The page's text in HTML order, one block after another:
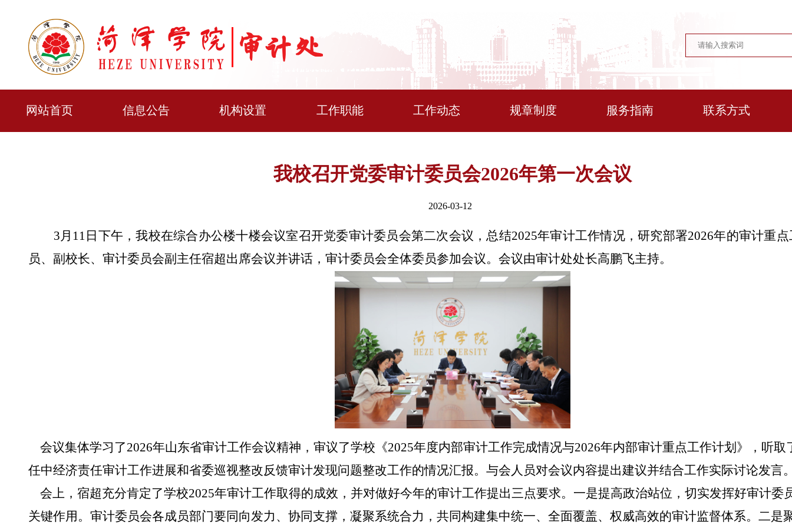
网站首页 信息公告 机构设置 工作职能 工作动态 规章制度 服务指南 联系方式
我校召开党委审计委员会2026年第一次会议
2026-03-12
3月11日下午，我校在综合办公楼十楼会议室召开党委审计委员会第二次会议，总结2025年审计工作情况，研究部署2026年的审计重
员、副校长、审计委员会副主任宿超出席会议并讲话，审计委员会全体委员参加会议。会议由审计处处长高鹏飞主持。
会议集体学习了2026年山东省审计工作会议精神 ， 审议了学校 《2025年度内部审计工作完成情况与2026年内部审计重点工作计划》
，听取
任中经济责任审计工作进展和省委巡视整改反馈审计发现问题整改工作的情况汇报。与会人员对会议内容提出建议并结合工作实际讨论发言
会上，宿超充分肯定了学校2025年审计工作取得的成效，并对做好今年的审计工作提出三点要求。一是提高政治站位，切实发挥好审计委
关键作用。审计委员会各成员部门要同向发力、协同支撑，凝聚系统合力，共同构建集中统一、全面覆盖、权威高效的审计监督体系。二是